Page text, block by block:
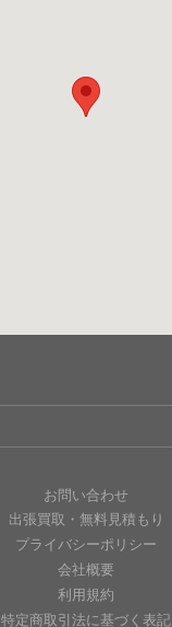
お問い合わせ
出張買取・無料見積もり
プライバシーポリシー
会社概要
利用規約
特定商取引法に基づく表記